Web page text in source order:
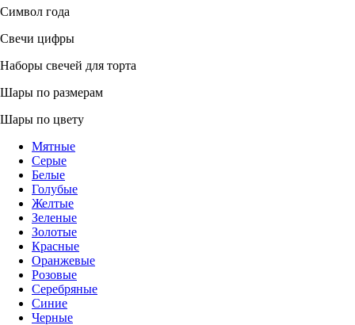
Символ года
Свечи цифры
Наборы свечей для торта
Шары по размерам
Шары по цвету
Мятные
Серые
Белые
Голубые
Желтые
Зеленые
Золотые
Красные
Оранжевые
Розовые
Серебряные
Синие
Черные